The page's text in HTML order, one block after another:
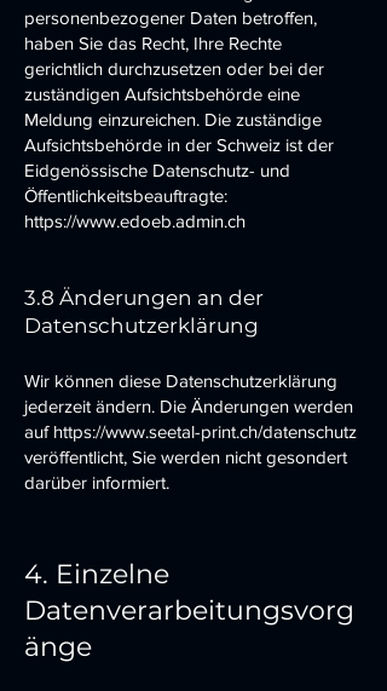
personenbezogener Daten betroffen,
haben Sie das Recht, Ihre Rechte
gerichtlich durchzusetzen oder bei der
zuständigen Aufsichtsbehörde eine
Meldung einzureichen. Die zuständige
Aufsichtsbehörde in der Schweiz ist der
Eidgenössische Datenschutz- und
Öffentlichkeitsbeauftragte:
https://www.edoeb.admin.ch
3.8 Änderungen an der
Datenschutzerklärung
Wir können diese Datenschutzerklärung
jederzeit ändern. Die Änderungen werden
auf https://www.seetal-print.ch/datenschutz
veröffentlicht, Sie werden nicht gesondert
darüber informiert.
4. Einzelne
Datenverarbeitungsvorg
änge